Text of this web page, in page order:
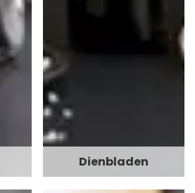
Dienbladen